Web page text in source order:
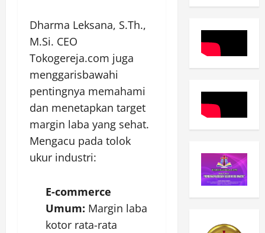
Dharma Leksana, S.Th.,
M.Si. CEO
Tokogereja.com juga
menggarisbawahi
pentingnya memahami
dan menetapkan target
margin laba yang sehat.
Mengacu pada tolok
ukur industri:
E-commerce
Umum: Margin laba
kotor rata-rata